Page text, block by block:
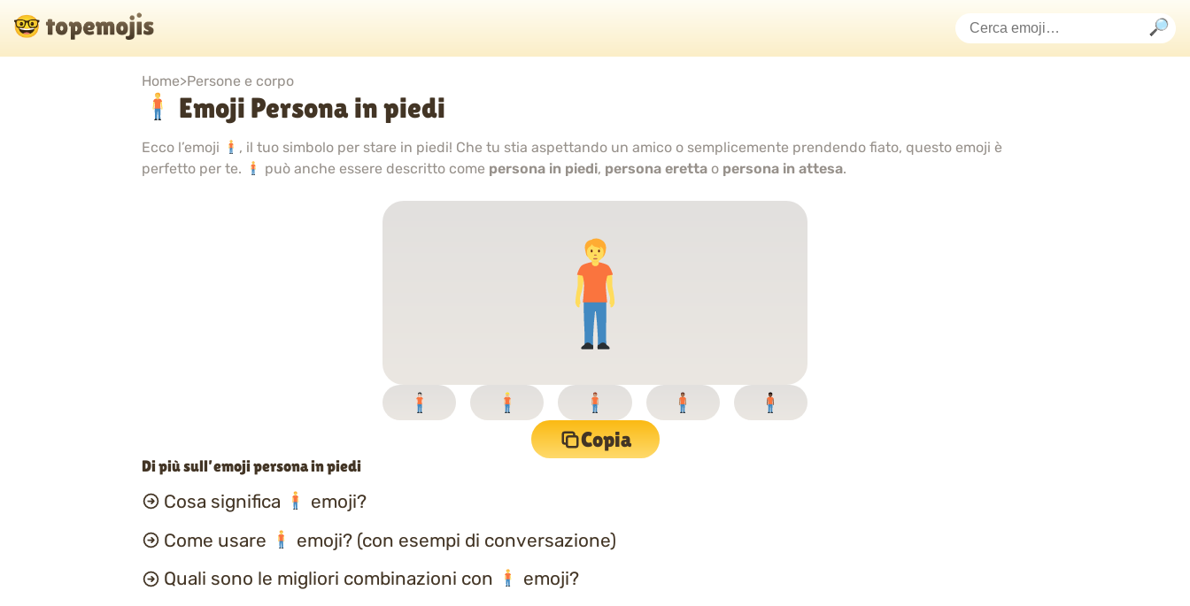
Home>Persone e corpo
Emoji Persona in piedi
Ecco l’emoji
, il tuo simbolo per stare in piedi! Che tu stia aspettando un amico o semplicemente prendendo fiato, questo emoji è
perfetto per te.
può anche essere descritto come persona in piedi, persona eretta o persona in attesa.
Copia
Di più sull’emoji persona in piedi
Cosa significa
emoji?
Come usare
emoji? (con esempi di conversazione)
Quali sono le migliori combinazioni con
emoji?